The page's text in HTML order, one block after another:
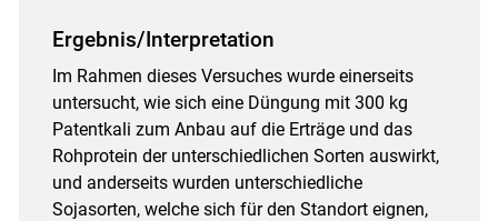
Ergebnis/Interpretation
Im Rahmen dieses Versuches wurde einerseits
untersucht, wie sich eine Düngung mit 300 kg
Patentkali zum Anbau auf die Erträge und das
Rohprotein der unterschiedlichen Sorten auswirkt,
und anderseits wurden unterschiedliche
Sojasorten, welche sich für den Standort eignen,